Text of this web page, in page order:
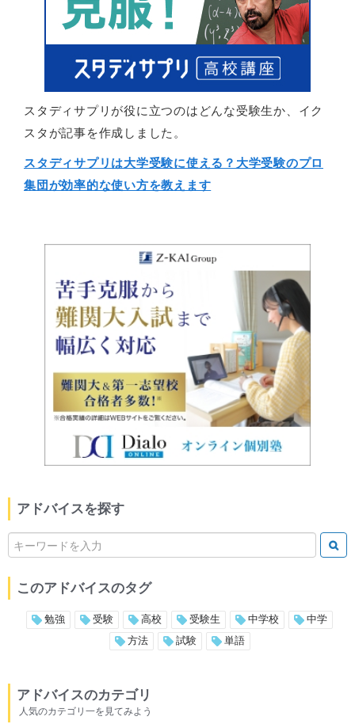
スタディサプリが役に立つのはどんな受験生か、イク
スタが記事を作成しました。
スタディサプリは大学受験に使える？大学受験のプロ
集団が効率的な使い方を教えます
アドバイスを探す
このアドバイスのタグ
勉強 受験 高校 受験生 中学校
中学
方法
試験 単語
アドバイスのカテゴリ
人気のカテゴリ一を見てみよう